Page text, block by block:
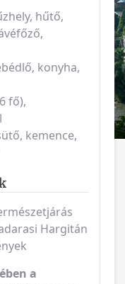
hűtő,
konyha,
fő),
kemence,
Hargitán
a